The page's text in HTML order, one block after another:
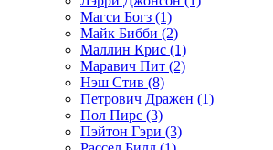
Магси Богз (1)
Майк Бибби (2)
Маллин Крис (1)
Маравич Пит (2)
Нэш Стив (8)
Петрович Дражен (1)
Пол Пирс (3)
Пэйтон Гэри (3)